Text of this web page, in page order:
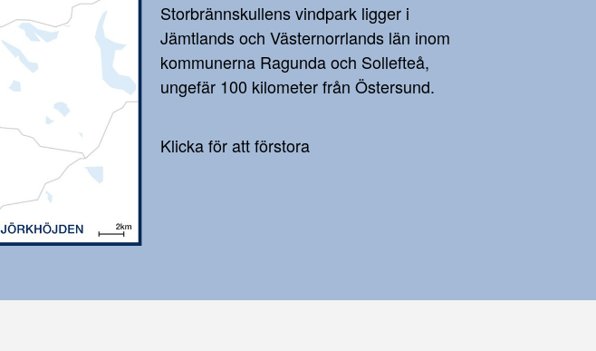
Storbrännskullens vindpark ligger i
Jämtlands och Västernorrlands län inom
kommunerna Ragunda och Sollefteå,
ungefär 100 kilometer från Östersund.
Klicka för att förstora